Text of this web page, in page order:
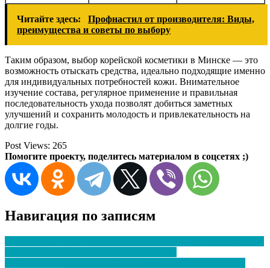
Читайте здесь:
Профнастил от производителя: Виды,
преимущества и советы по выбору
Таким образом, выбор корейской косметики в Минске — это
возможность отыскать средства, идеально подходящие именно
для индивидуальных потребностей кожи. Внимательное
изучение состава, регулярное применение и правильная
последовательность ухода позволят добиться заметных
улучшений и сохранить молодость и привлекательность на
долгие годы.
Post Views: 265
Помогите проекту, поделитесь материалом в соцсетях ;)
Навигация по записям